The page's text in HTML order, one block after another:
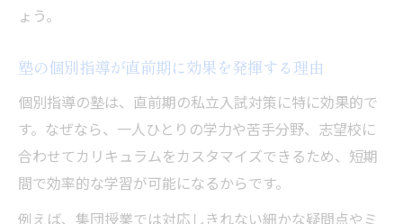
ょう。
塾の個別指導が直前期に効果を発揮する理由
個別指導の塾は、直前期の私立入試対策に特に効果的で
す。なぜなら、一人ひとりの学力や苦手分野、志望校に
合わせてカリキュラムをカスタマイズできるため、短期
間で効率的な学習が可能になるからです。
例えば、集団授業では対応しきれない細かな疑問点やミ